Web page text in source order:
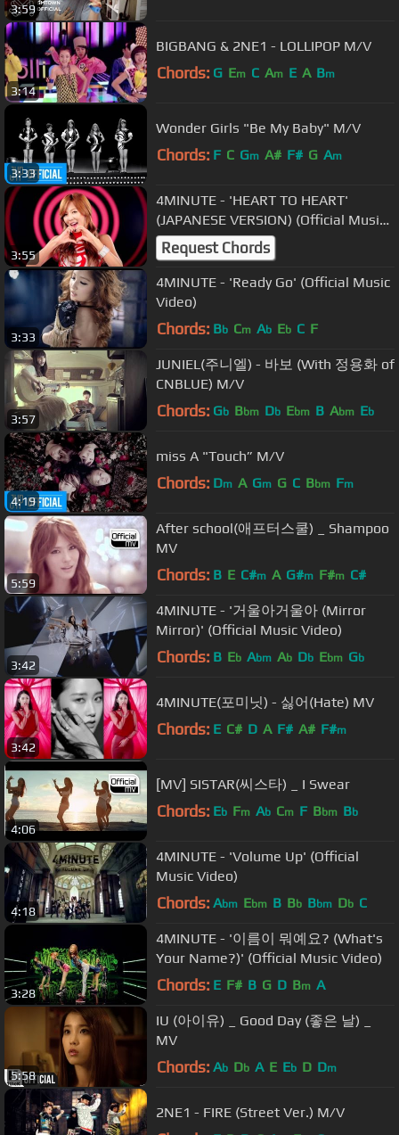
3:59
3:14
BIGBANG & 2NE1 - LOLLIPOP M/V
Chords: G Em C Am E A Bm
3:33
Wonder Girls "Be My Baby" M/V
Chords: F C Gm A# F# G Am
3:55
4MINUTE - 'HEART TO HEART'
(JAPANESE VERSION) (Official Music
Video)
Request Chords
3:33
4MINUTE - 'Ready Go' (Official Music
Video)
Chords: Bb Cm Ab Eb C F
3:57
JUNIEL(주니엘) - 바보 (With 정용화 of
CNBLUE) M/V
Chords: Gb Bbm Db Ebm B Abm Eb
4:19
miss A "Touch” M/V
Chords: Dm A Gm G C Bbm Fm
5:59
After school(애프터스쿨) _ Shampoo
MV
Chords: B E C#m A G#m F#m C#
3:42
4MINUTE - '거울아거울아 (Mirror
Mirror)' (Official Music Video)
Chords: B Eb Abm Ab Db Ebm Gb
3:42
4MINUTE(포미닛) - 싫어(Hate) MV
Chords: E C# D A F# A# F#m
4:06
[MV] SISTAR(씨스타) _ I Swear
Chords: Eb Fm Ab Cm F Bbm Bb
4:18
4MINUTE - 'Volume Up' (Official
Music Video)
Chords: Abm Ebm B Bb Bbm Db C
3:28
4MINUTE - '이름이 뭐예요? (What's
Your Name?)' (Official Music Video)
Chords: E F# B G D Bm A
5:58
IU (아이유) _ Good Day (좋은 날) _
MV
Chords: Ab Db A E Eb D Dm
2NE1 - FIRE (Street Ver.) M/V